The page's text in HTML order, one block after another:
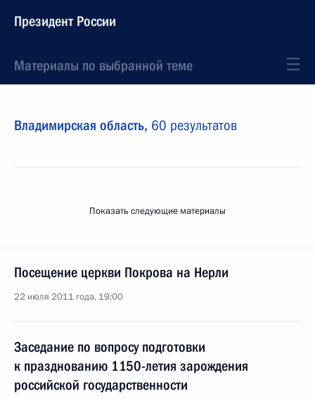
Президент России
Материалы по выбранной теме
Владимирская область, 60 результатов
Показать следующие материалы
Посещение церкви Покрова на Нерли
22 июля 2011 года, 19:00
Заседание по вопросу подготовки
к празднованию 1150-летия зарождения
российской государственности